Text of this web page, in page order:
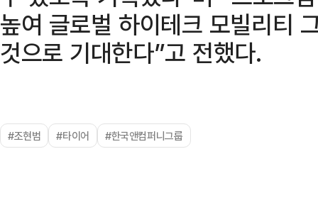
높여 글로벌 하이테크 모빌리티
것으로 기대한다”고 전했다.
#조현범 #타이어 #한국앤컴퍼니그룹